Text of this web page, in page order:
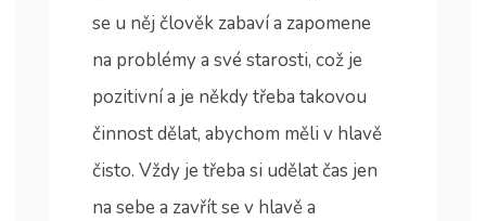
se u něj člověk zabaví a zapomene
na problémy a své starosti, což je
pozitivní a je někdy třeba takovou
činnost dělat, abychom měli v hlavě
čisto. Vždy je třeba si udělat čas jen
na sebe a zavřít se v hlavě a